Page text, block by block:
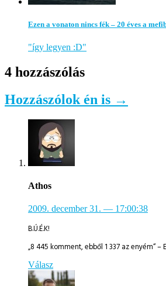
Ezen a vonaton nincs fék – 20 éves a
"így legyen :D"
4 hozzászólás
Hozzászólok én is →
Athos
2009. december 31. — 17:00:38
B.Ú.É.K!
„8 445 komment, ebből 1 337 az enyém“ –
Válasz